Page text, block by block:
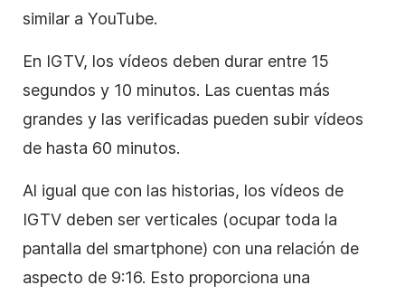
similar a YouTube.
En IGTV, los vídeos deben durar entre 15
segundos y 10 minutos. Las cuentas más
grandes y las verificadas pueden subir vídeos
de hasta 60 minutos.
Al igual que con las historias, los vídeos de
IGTV deben ser verticales (ocupar toda la
pantalla del smartphone) con una relación de
aspecto de 9:16. Esto proporciona una